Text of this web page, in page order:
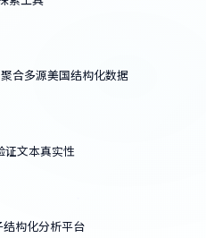
合多源美国结构化数据
证文本真实性
构化分析平台